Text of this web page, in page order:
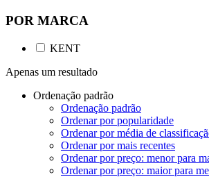
POR MARCA
KENT
Apenas um resultado
Ordenação padrão
Ordenação padrão
Ordenar por popularidade
Ordenar por média de
Ordenar por mais recentes
Ordenar por preço: menor para
Ordenar por preço: maior para